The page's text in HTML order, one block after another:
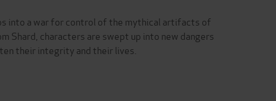
into a war for control of the mythical artifacts of
Shard, characters are swept up into new dangers
their integrity and their lives.